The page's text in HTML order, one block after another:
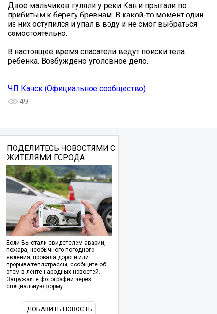
Двое мальчиков гуляли у реки Кан и прыгали по
прибитым к берегу брёвнам. В какой-то момент один
из них оступился и упал в воду и не смог выбраться
самостоятельно.
В настоящее время спасатели ведут поиски тела
ребёнка. Возбуждено уголовное дело.
ЧП Канск (Официальное сообщество)
49
ПОДЕЛИТЕСЬ НОВОСТЯМИ С
ЖИТЕЛЯМИ ГОРОДА
Если Вы стали свидетелем аварии,
пожара, необычного погодного
явления, провала дороги или
прорыва теплотрассы, сообщите об
этом в ленте народных новостей.
Загружайте фотографии через
специальную форму.
ДОБАВИТЬ НОВОСТЬ